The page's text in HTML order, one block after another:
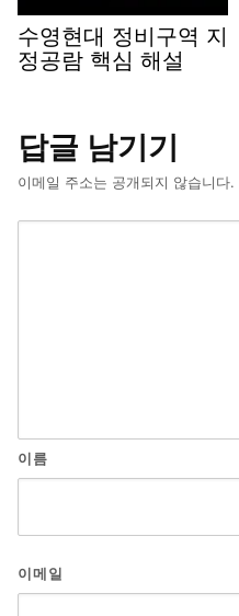
수영현대 정비구역 지
정공람 핵심 해설
답글 남기기
이메일 주소는 공개되지 않습니다.
이름
이메일